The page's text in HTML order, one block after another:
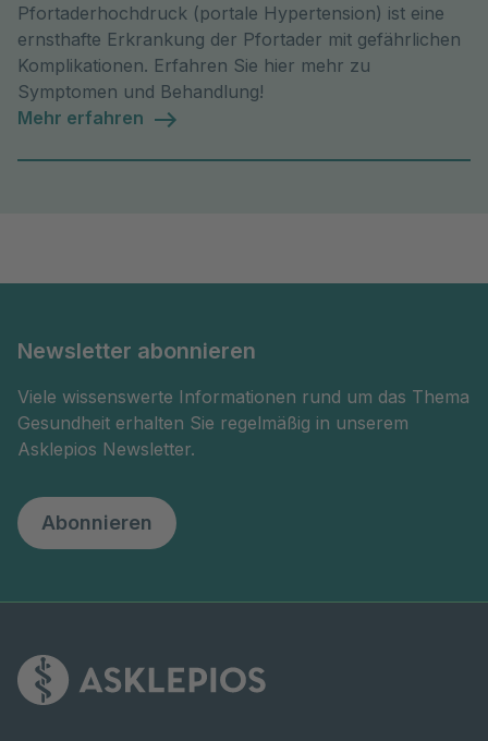
Pfortaderhochdruck (portale Hypertension) ist eine
ernsthafte Erkrankung der Pfortader mit gefährlichen
Komplikationen. Erfahren Sie hier mehr zu
Symptomen und Behandlung!
Mehr erfahren
Newsletter abonnieren
Viele wissenswerte Informationen rund um das Thema
Gesundheit erhalten Sie regelmäßig in unserem
Asklepios Newsletter.
Abonnieren